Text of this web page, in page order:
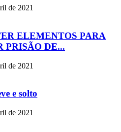
de 2021
ELEMENTOS PARA
PRISÃO DE...
de 2021
e solto
de 2021